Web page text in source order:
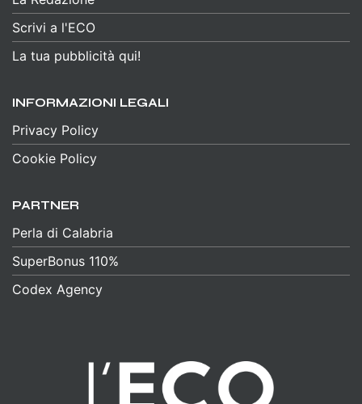
Scrivi a l'ECO
La tua pubblicità qui!
INFORMAZIONI LEGALI
Privacy Policy
Cookie Policy
PARTNER
Perla di Calabria
SuperBonus 110%
Codex Agency